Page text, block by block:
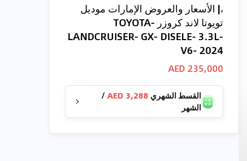
،| الأسعار والعروض الإمارات موديل
تويوتا لاند كروزر -TOYOTA
LANDCRUISER- GX- DISELE- 3.3L-
V6- 2024
235,000 AED
القسط الشهري 3,288 AED
/
الشهر